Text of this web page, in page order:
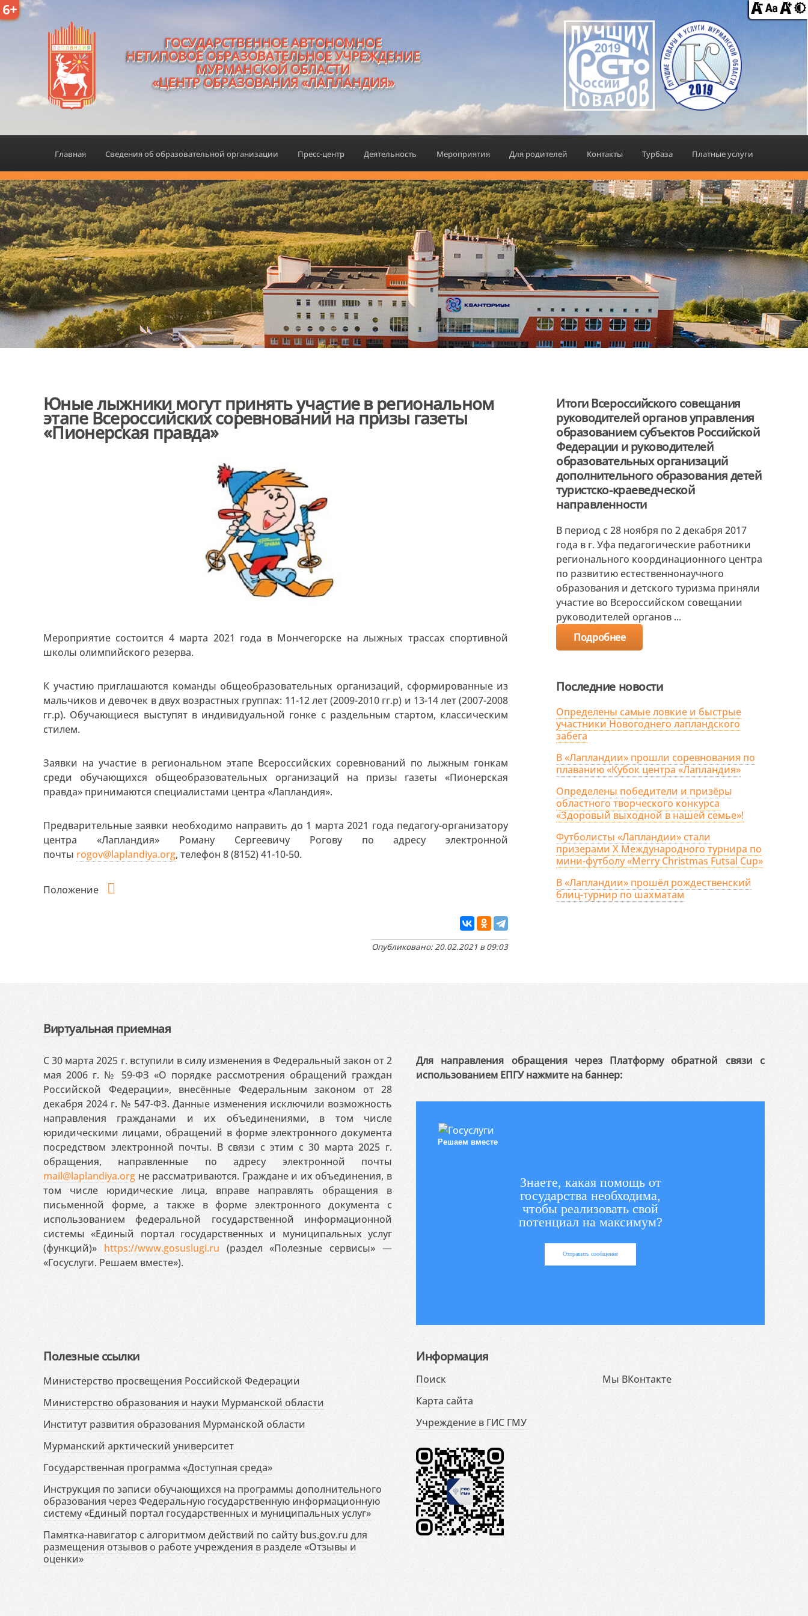
6+
ГОСУДАРСТВЕННОЕ АВТОНОМНОЕ
НЕТИПОВОЕ ОБРАЗОВАТЕЛЬНОЕ УЧРЕЖДЕНИЕ
МУРМАНСКОЙ ОБЛАСТИ
«ЦЕНТР ОБРАЗОВАНИЯ «ЛАПЛАНДИЯ»
Главная Сведения об образовательной организации Пресс-центр Деятельность Мероприятия Для родителей Контакты Турбаза Платные услуги
Юные лыжники могут принять участие в региональном
этапе Всероссийских соревнований на призы газеты
«Пионерская правда»
Мероприятие состоится 4 марта 2021 года в Мончегорске на лыжных трассах спортивной
школы олимпийского резерва.
К участию приглашаются команды общеобразовательных организаций, сформированные из
мальчиков и девочек в двух возрастных группах: 11-12 лет (2009-2010 гг.р) и 13-14 лет (2007-2008
гг.р). Обучающиеся выступят в индивидуальной гонке с раздельным стартом, классическим
стилем.
Заявки на участие в региональном этапе Всероссийских соревнований по лыжным гонкам
среди обучающихся общеобразовательных организаций на призы газеты «Пионерская
правда» принимаются специалистами центра «Лапландия».
Предварительные заявки необходимо направить до 1 марта 2021 года педагогу-организатору
центра «Лапландия» Роману Сергеевичу Рогову по адресу электронной
почты rogov@laplandiya.org, телефон 8 (8152) 41-10-50.
Положение
Опубликовано: 20.02.2021 в 09:03
Итоги Всероссийского совещания
руководителей органов управления
образованием субъектов Российской
Федерации и руководителей
образовательных организаций
дополнительного образования детей
туристско-краеведческой
направленности
В период с 28 ноября по 2 декабря 2017
года в г. Уфа педагогические работники
регионального координационного центра
по развитию естественнонаучного
образования и детского туризма приняли
участие во Всероссийском совещании
руководителей органов ...
Подробнее
Последние новости
Определены самые ловкие и быстрые
участники Новогоднего лапландского
забега
В «Лапландии» прошли соревнования по
плаванию «Кубок центра «Лапландия»
Определены победители и призёры
областного творческого конкурса
«Здоровый выходной в нашей семье»!
Футболисты «Лапландии» стали
призерами X Международного турнира по
мини-футболу «Merry Christmas Futsal Cup»
В «Лапландии» прошёл рождественский
блиц-турнир по шахматам
Виртуальная приемная
С 30 марта 2025 г. вступили в силу изменения в Федеральный закон от 2
мая 2006 г. № 59-ФЗ «О порядке рассмотрения обращений граждан
Российской Федерации», внесённые Федеральным законом от 28
декабря 2024 г. № 547-ФЗ. Данные изменения исключили возможность
направления гражданами и их объединениями, в том числе
юридическими лицами, обращений в форме электронного документа
посредством электронной почты. В связи с этим с 30 марта 2025 г.
обращения, направленные по адресу электронной почты
mail@laplandiya.org не рассматриваются. Граждане и их объединения, в
том числе юридические лица, вправе направлять обращения в
письменной форме, а также в форме электронного документа с
использованием федеральной государственной информационной
системы «Единый портал государственных и муниципальных услуг
(функций)» https://www.gosuslugi.ru (раздел «Полезные сервисы» —
«Госуслуги. Решаем вместе»).
Для направления обращения через Платформу обратной связи с
использованием ЕПГУ нажмите на баннер:
Решаем вместе
Знаете, какая помощь от
государства необходима,
чтобы реализовать свой
потенциал на максимум?
Отправить сообщение
Полезные ссылки
Министерство просвещения Российской Федерации
Министерство образования и науки Мурманской области
Институт развития образования Мурманской области
Мурманский арктический университет
Государственная программа «Доступная среда»
Инструкция по записи обучающихся на программы дополнительного
образования через Федеральную государственную информационную
систему «Единый портал государственных и муниципальных услуг»
Памятка-навигатор с алгоритмом действий по сайту bus.gov.ru для
размещения отзывов о работе учреждения в разделе «Отзывы и
оценки»
Информация
Поиск
Карта сайта
Учреждение в ГИС ГМУ
Мы ВКонтакте